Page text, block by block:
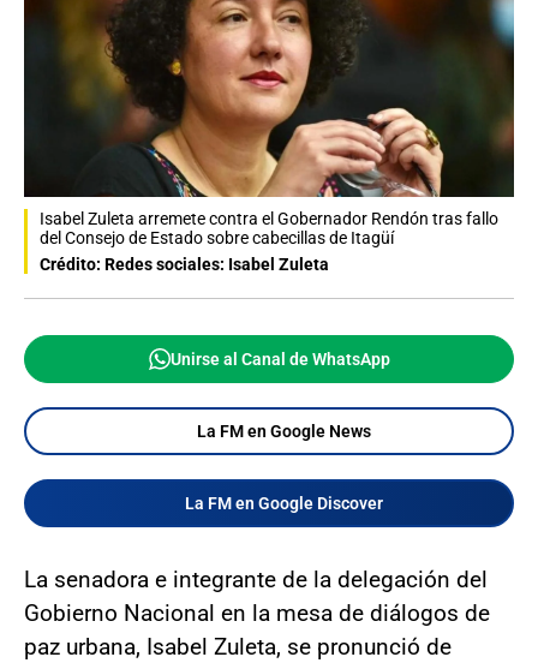
Isabel Zuleta arremete contra el Gobernador Rendón tras fallo
del Consejo de Estado sobre cabecillas de Itagüí
Crédito: Redes sociales: Isabel Zuleta
Unirse al Canal de WhatsApp
La FM en Google News
La FM en Google Discover
La senadora e integrante de la delegación del
Gobierno Nacional en la mesa de diálogos de
paz urbana, Isabel Zuleta, se pronunció de